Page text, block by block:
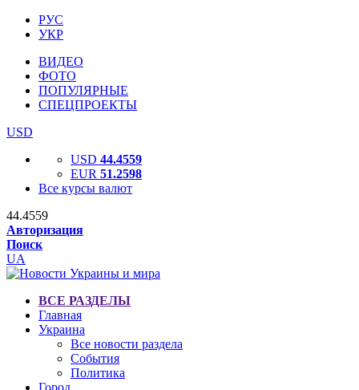
РУС
УКР
ВИДЕО
ФОТО
ПОПУЛЯРНЫЕ
СПЕЦПРОЕКТЫ
USD
USD 44.4559
EUR 51.2598
Все курсы валют
44.4559
Авторизация
Поиск
UA
ВСЕ РАЗДЕЛЫ
Главная
Украина
Все новости раздела
События
Политика
Город